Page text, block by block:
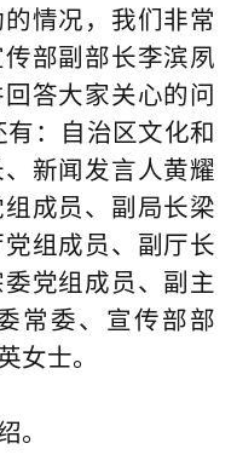
情况，我们非常
部副部长李滨夙
答大家关心的问
：自治区文化和
新闻发言人黄耀
成员、副局长梁
组成员、副厅长
党组成员、副主
常委、宣传部部
女士。
。